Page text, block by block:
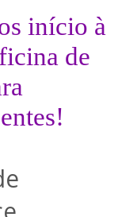
início à
de